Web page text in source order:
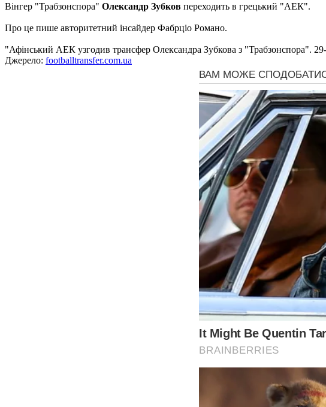
Вінгер "Трабзонспора" Олександр Зубков переходить в грецький "АЕК".
Про це пише авторитетний інсайдер Фабрціо Романо.
"Афінський АЕК узгодив трансфер Олександра Зубкова з "Трабзонспора".
Джерело: footballtransfer.com.ua